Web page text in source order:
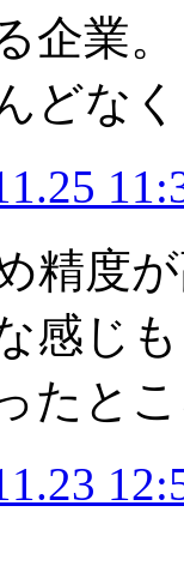
企業。
どな
精度
感じ
たと